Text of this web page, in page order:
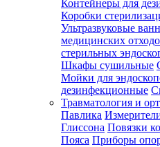
Контейнеры для
Коробки
Ультразвуковые
медицинских
стерильных
Шкафы сушильные
Мойки для
дезинфекционные
Травматология и
Павлика
Глиссона Повязки
Пояса Приборы